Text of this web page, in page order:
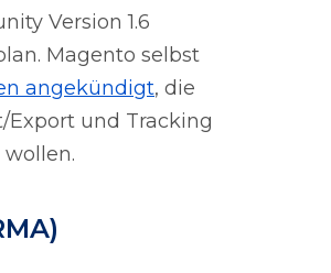
Version 1.6
Magento selbst
angekündigt, die
und Tracking